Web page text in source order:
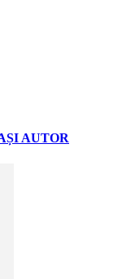
AUTOR